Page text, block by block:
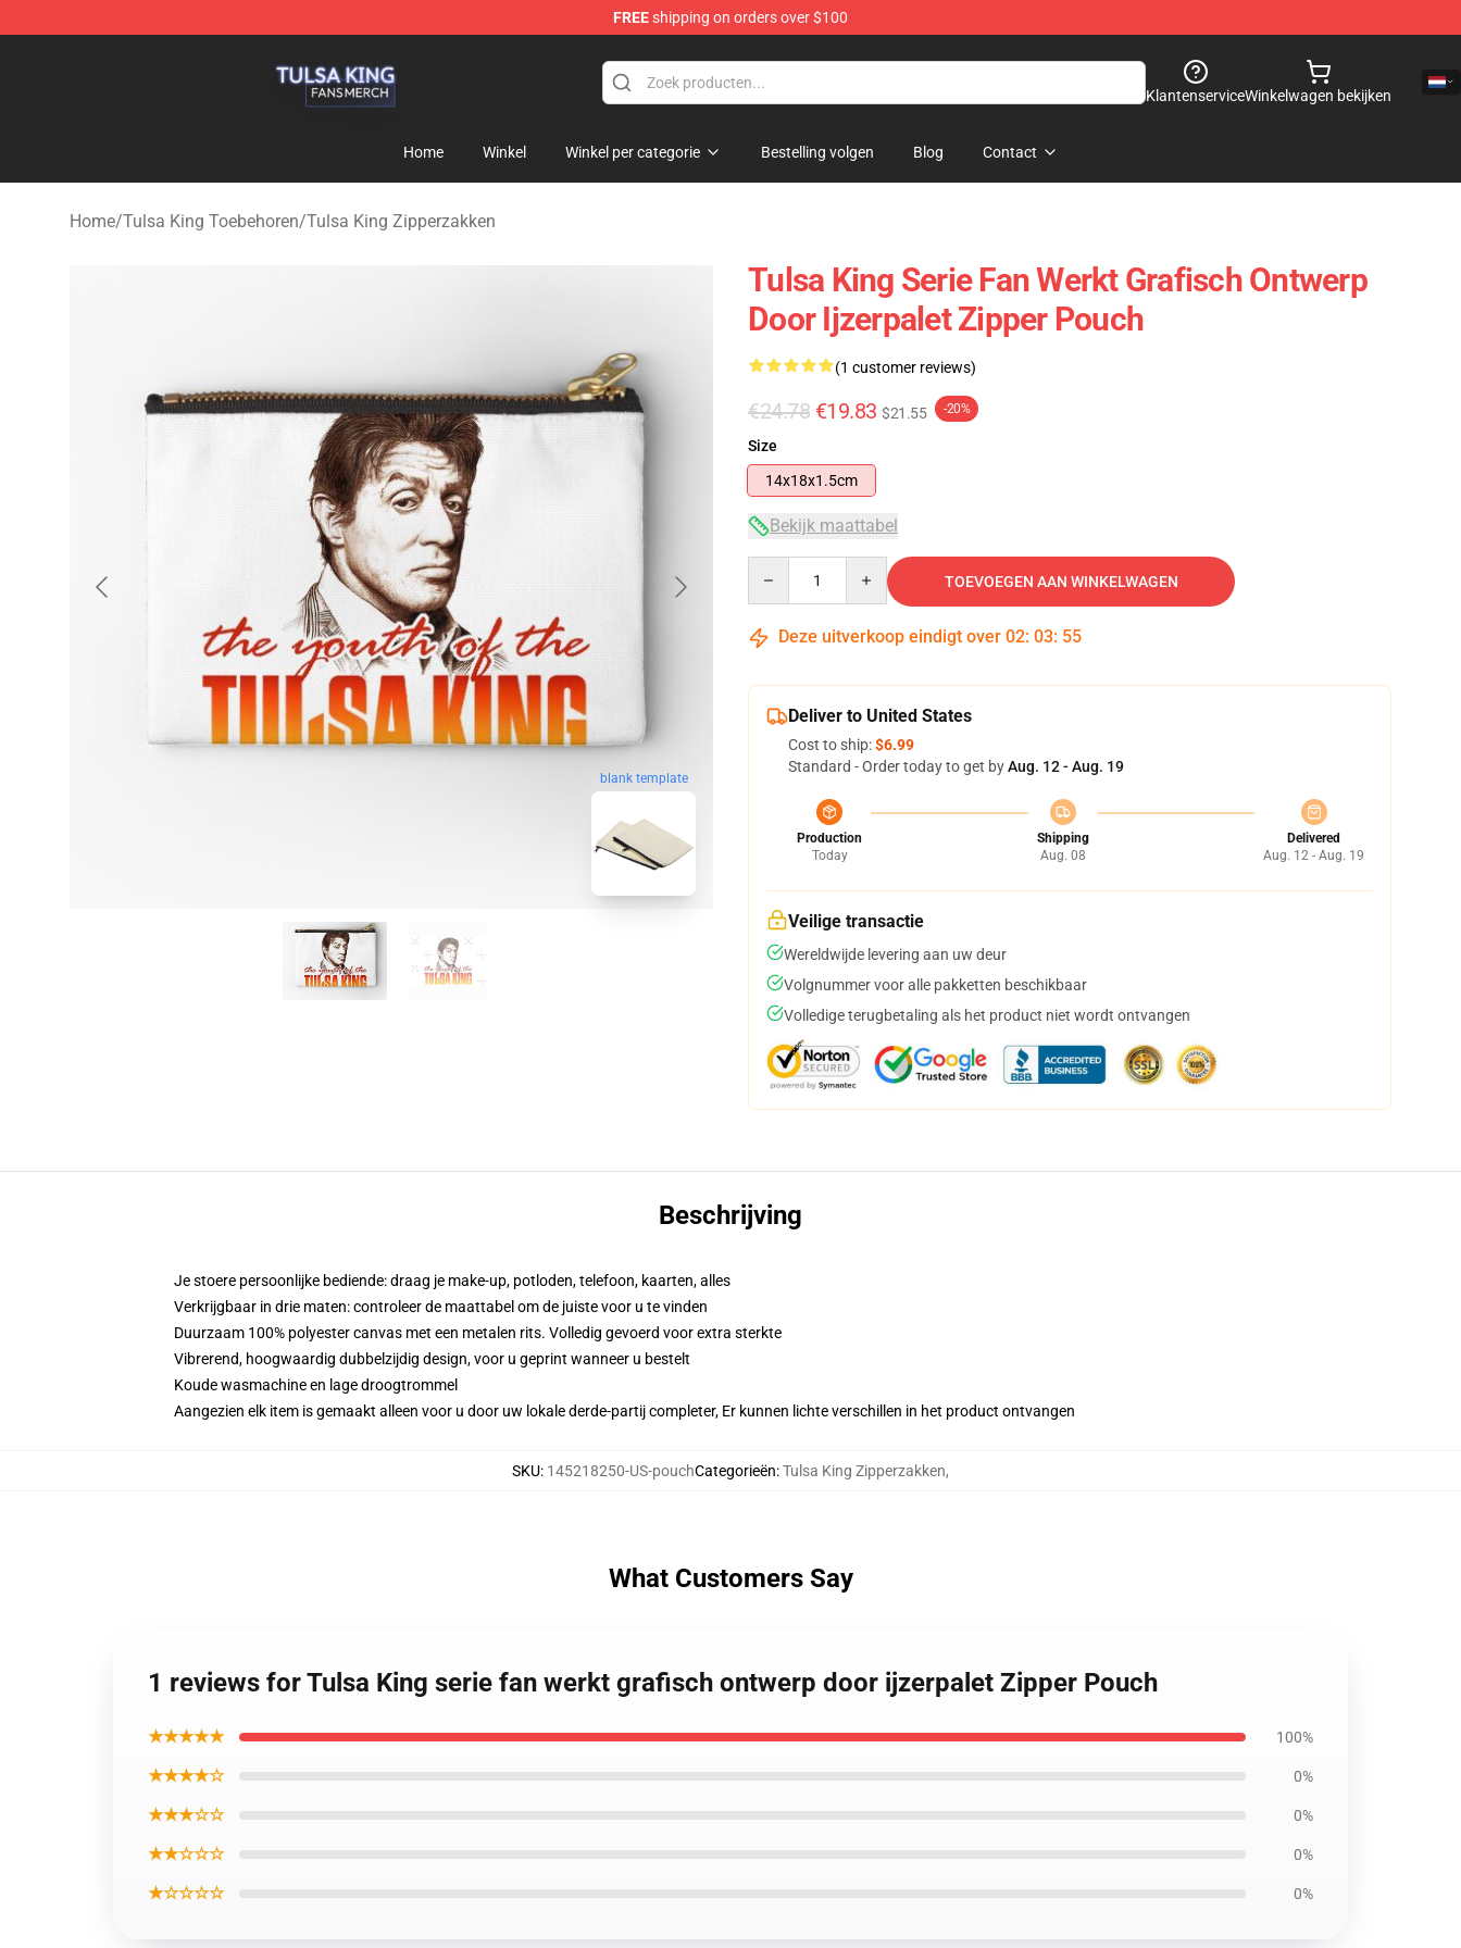
FREEshipping on orders over $100
KlantenserviceWinkelwagen bekijken
Home Winkel Winkel per categorie Bestelling volgen Blog Contact
Home/Tulsa King Toebehoren/Tulsa King Zipperzakken
blank template
Tulsa King Serie Fan Werkt Grafisch Ontwerp
Door Ijzerpalet Zipper Pouch
(1 customer reviews)
€24.78 €19.83 $21.55 -20%
Size
14x18x1.5cm
Bekijk maattabel
TOEVOEGEN AAN WINKELWAGEN
Deze uitverkoop eindigt over 02: 03: 54
Deliver to United States
Cost to ship:$6.99
Standard - Order today to get byAug. 12 - Aug. 19
Production
Today
Shipping
Aug. 08
Delivered
Aug. 12 - Aug. 19
Veilige transactie
Wereldwijde levering aan uw deur
Volgnummer voor alle pakketten beschikbaar
Volledige terugbetaling als het product niet wordt ontvangen
Beschrijving
Je stoere persoonlijke bediende: draag je make-up, potloden, telefoon, kaarten, alles
Verkrijgbaar in drie maten: controleer de maattabel om de juiste voor u te vinden
Duurzaam 100% polyester canvas met een metalen rits. Volledig gevoerd voor extra sterkte
Vibrerend, hoogwaardig dubbelzijdig design, voor u geprint wanneer u bestelt
Koude wasmachine en lage droogtrommel
Aangezien elk item is gemaakt alleen voor u door uw lokale derde-partij completer, Er kunnen lichte verschillen in het product ontvangen
SKU: 145218250-US-pouchCategorieën:Tulsa King Zipperzakken,
What Customers Say
1 reviews for Tulsa King serie fan werkt grafisch ontwerp door ijzerpalet Zipper Pouch
★★★★★ 100%
★★★★☆ 0%
★★★☆☆ 0%
★★☆☆☆ 0%
★☆☆☆☆ 0%